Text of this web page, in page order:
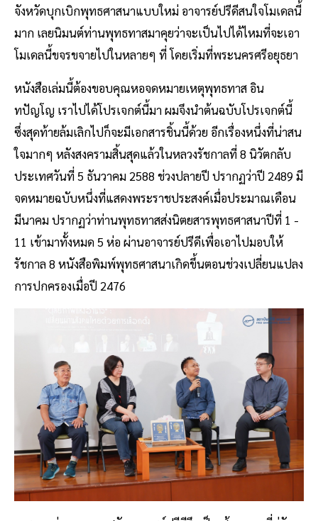
จังหวัดบุกเบิกพุทธศาสนาแบบใหม่ อาจารย์ปรีดีสนใจโมเดลนี้
มาก เลยนิมนต์ท่านพุทธทาสมาคุยว่าจะเป็นไปได้ไหมที่จะเอา
โมเดลนี้ขจรขจายไปในหลายๆ ที่ โดยเริ่มที่พระนครศรีอยุธยา
หนังสือเล่มนี้ต้องขอบคุณหอจดหมายเหตุพุทธทาส อิน
ทปัญโญ เราไปได้โปรเจกต์นี้มา ผมจึงนำต้นฉบับโปรเจกต์นี้
ซึ่งสุดท้ายล้มเลิกไปก็จะมีเอกสารชิ้นนี้ด้วย อีกเรื่องหนึ่งที่น่าสน
ใจมากๆ หลังสงครามสิ้นสุดแล้วในหลวงรัชกาลที่ 8 นิวัตกลับ
ประเทศวันที่ 5 ธันวาคม 2588 ช่วงปลายปี ปรากฏว่าปี 2489 มี
จดหมายฉบับหนึ่งที่แสดงพระราชประสงค์เมื่อประมาณเดือน
มีนาคม ปรากฏว่าท่านพุทธทาสส่งนิตยสารพุทธศาสนาปีที่ 1 -
11 เข้ามาทั้งหมด 5 ห่อ ผ่านอาจารย์ปรีดีเพื่อเอาไปมอบให้
รัชกาล 8 หนังสือพิมพ์พุทธศาสนาเกิดขึ้นตอนช่วงเปลี่ยนแปลง
การปกครองเมื่อปี 2476